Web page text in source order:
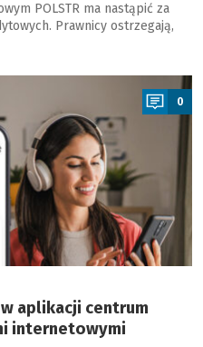
POLSTR ma nastąpić za
Prawnicy ostrzegają,
0
aplikacji centrum
internetowymi